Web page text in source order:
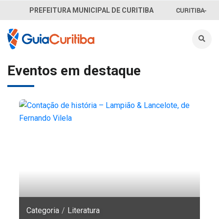
PREFEITURA MUNICIPAL DE CURITIBA CURITIBA-
Eventos em destaque
Categoria / Festival da Palavra de Curitiba
Categoria / Teatro e espetáculos
Categoria / Literatura
Categoria / Cinema
Categoria / Feiras